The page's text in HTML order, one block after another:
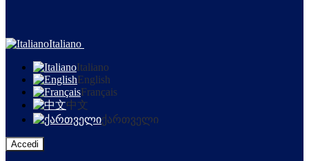
Italiano
Italiano
English
Français
中文
ქართველი
Accedi